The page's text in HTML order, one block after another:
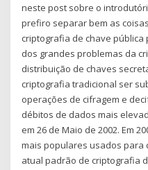
neste post sobre o
prefiro separar bem as
criptografia de chave
dos grandes problemas da
distribuição de chaves
criptografia tradicional ser
operações de cifragem e
débitos de dados mais
em 26 de Maio de 2002. Em
mais populares usados para
atual padrão de criptografia